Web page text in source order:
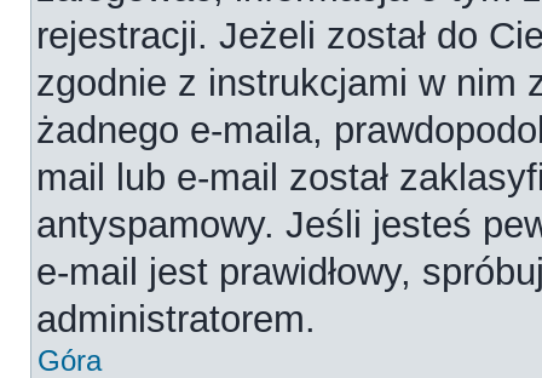
rejestracji. Jeżeli został do
zgodnie z instrukcjami w nim
żadnego e-maila,
mail lub e-mail został
antyspamowy. Jeśli jesteś
e-mail jest prawidłowy,
administratorem.
Góra